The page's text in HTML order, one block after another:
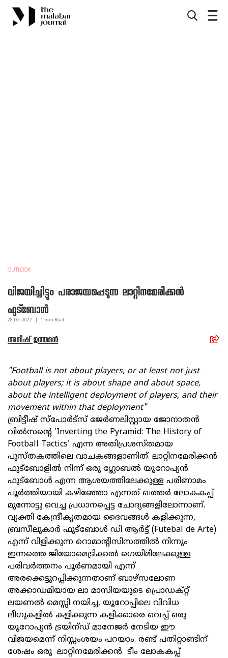
OUTLOOK
വിജയിച്ചിട്ടും പരാജയപ്പെടുന്ന ലാറ്റിനമേരിക്കന്‍
ഫുട്ബോള്‍
28 Dec 2022 1 min Read
അനീഷ്‌ ഉത്തമന്‍
"Football is not about players, or at least not just
about players; it is about shape and about space,
about the intelligent deployment of players, and their
movement within that deployment"
ബ്രിട്ടീഷ് സ്പോര്‍ട്സ് ജേര്‍ണലിസ്റ്റായ ജോനാതന്‍
വില്‍സന്റെ 'Inverting the Pyramid: The History of
Football Tactics' എന്ന അതിപ്രശസ്തമായ
പുസ്തകത്തിലെ വാചകങ്ങളാണിത്. ലാറ്റിനമേരിക്കൻ
ഫുട്ബോളിൽ നിന്ന് ഒരു ഗ്ലോബൽ യൂറോപ്യൻ
ഫുട്ബോൾ എന്ന ആശയത്തിലേക്കുള്ള പരിണാമം
പൂർത്തിയായി കഴിഞ്ഞോ എന്നത് ഖത്തര്‍ ലോകകപ്പ്
മുന്നോട്ടു വെച്ച പ്രധാനപ്പെട്ട ചോദ്യങ്ങളിലോന്നാണ്.
വ്യക്തി കേന്ദ്രീകൃതമായ ദൈവങ്ങൾ കളിക്കുന്ന,
ബ്രസീലുകാർ ഫുട്ബോള്‍ ഡി ആര്‍ട്ട് (Futebal de Arte)
എന്ന് വിളിക്കുന്ന റൊമാന്റിസിസത്തിൽ നിന്നും
ഇന്നത്തെ ജിയോമെട്രിക്കല്‍ ഗെയിമിലേക്കുള്ള
പരിവർത്തനം പൂര്‍ണമായി എന്ന്
അരക്കെട്ടുറപ്പിക്കുന്നതാണ് ബാഴ്സലോണ
അക്കാഡമിയായ ലാ മാസിയയുടെ പ്രൊഡക്റ്റ്
ലയണല്‍ മെസ്സി നയിച്ച, യൂറോപ്പിലെ വിവിധ
ലീഗുകളില്‍ കളിക്കുന്ന കളിക്കാരെ വെച്ച് ഒരു
യൂറോപ്യൻ ട്രയിന്ഡ് മാനേജർ നേടിയ ഈ
വിജയമെന്ന് നിസ്സംശയം പറയാം. രണ്ട് പതിറ്റാണ്ടിന്
ശേഷം ഒരു ലാറ്റിനമേരിക്കൻ ടീം ലോകകപ്പ്